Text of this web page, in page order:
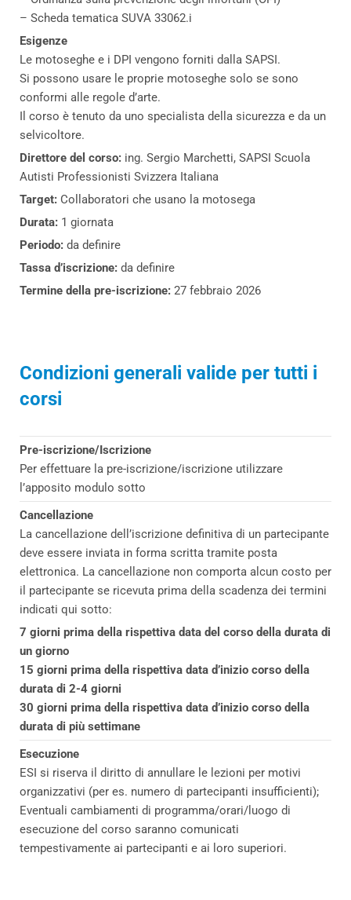
– Scheda tematica SUVA 33062.i
Esigenze
Le motoseghe e i DPI vengono forniti dalla SAPSI.
Si possono usare le proprie motoseghe solo se sono
conformi alle regole d’arte.
Il corso è tenuto da uno specialista della sicurezza e da un
selvicoltore.
Direttore del corso: ing. Sergio Marchetti, SAPSI Scuola
Autisti Professionisti Svizzera Italiana
Target: Collaboratori che usano la motosega
Durata: 1 giornata
Periodo: da definire
Tassa d’iscrizione: da definire
Termine della pre-iscrizione: 27 febbraio 2026
Condizioni generali valide per tutti i
corsi
Pre-iscrizione/Iscrizione
Per effettuare la pre-iscrizione/iscrizione utilizzare
l’apposito modulo sotto
Cancellazione
La cancellazione dell’iscrizione definitiva di un partecipante
deve essere inviata in forma scritta tramite posta
elettronica. La cancellazione non comporta alcun costo per
il partecipante se ricevuta prima della scadenza dei termini
indicati qui sotto:
7 giorni prima della rispettiva data del corso della durata di
un giorno
15 giorni prima della rispettiva data d’inizio corso della
durata di 2-4 giorni
30 giorni prima della rispettiva data d’inizio corso della
durata di più settimane
Esecuzione
ESI si riserva il diritto di annullare le lezioni per motivi
organizzativi (per es. numero di partecipanti insufficienti);
Eventuali cambiamenti di programma/orari/luogo di
esecuzione del corso saranno comunicati
tempestivamente ai partecipanti e ai loro superiori.